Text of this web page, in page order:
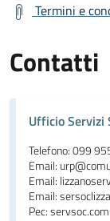
Termini e
Contatti
Ufficio Servizi
Telefono: 099
Email:
Email:
Email:
Pec: